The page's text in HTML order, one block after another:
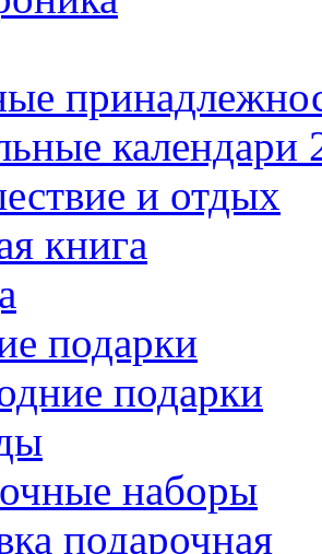
календари
и отдых
книга
подарки
подарки
наборы
подарочная